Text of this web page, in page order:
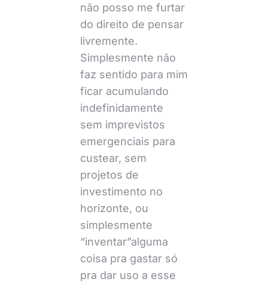
não posso me furtar
do direito de pensar
livremente.
Simplesmente não
faz sentido para mim
ficar acumulando
indefinidamente
sem imprevistos
emergenciais para
custear, sem
projetos de
investimento no
horizonte, ou
simplesmente
“inventar”alguma
coisa pra gastar só
pra dar uso a esse